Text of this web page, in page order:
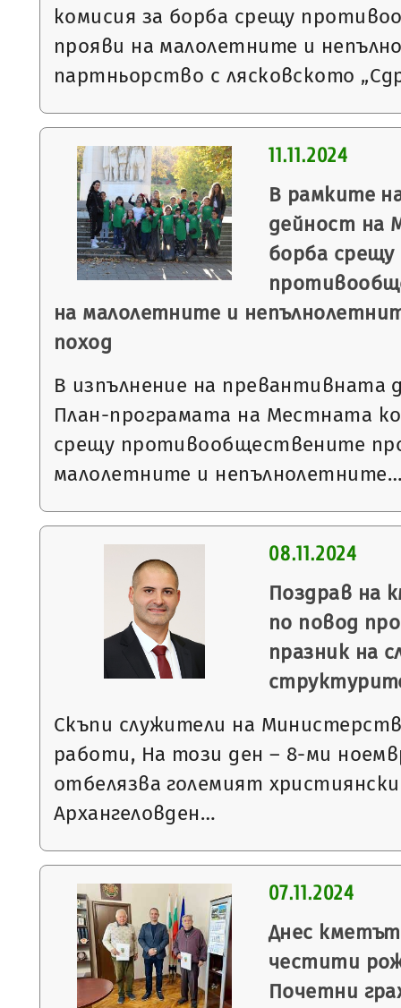
комисия за борба срещу
прояви на малолетните и
партньорство с лясковското
11.11.2024
В рамките
дейност на
борба срещу
на малолетните и
поход
В изпълнение на превантивната
План-програмата на Местната
срещу противообществените
малолетните и
08.11.2024
Поздрав на
по повод
празник на
Скъпи служители на
работи, На този ден – 8-ми
отбелязва големият
Архангеловден…
07.11.2024
Днес
честити
Почетни